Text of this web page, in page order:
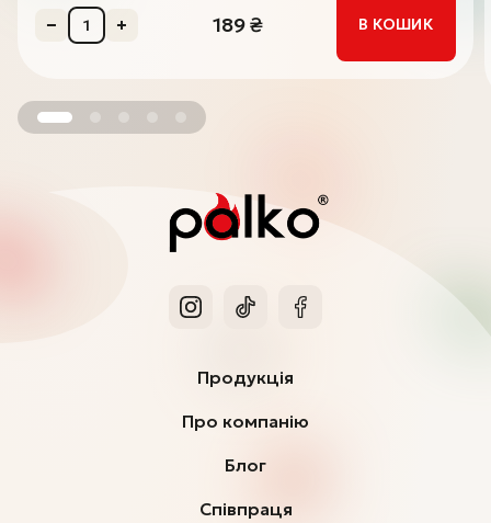
189₴ В КОШИК
Продукція
Про компанію
Блог
Співпраця